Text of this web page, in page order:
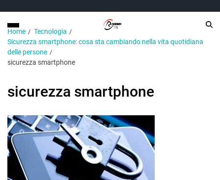
Home
Tecnologia
Sicurezza smartphone: cosa sta cambiando nella vita quotidiana
delle persone
sicurezza smartphone
sicurezza smartphone